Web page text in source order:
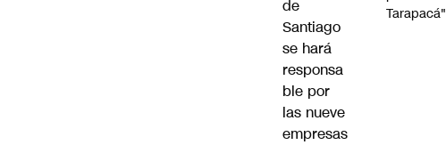
de
Santiago
se hará
responsa
ble por
las nueve
empresas
Tarapacá"